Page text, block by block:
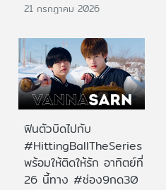
21 กรกฎาคม 2026
ฟินตัวบิดไปกับ
#HittingBallTheSeries
พร้อมให้ติดให้รัก อาทิตย์ที่
26 นี้ทาง #ช่อง9กด30